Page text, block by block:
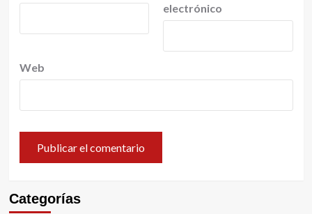
electrónico
Web
Categorías